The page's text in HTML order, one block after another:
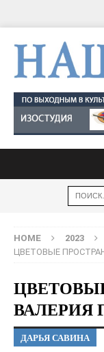
HOME 2023
ЦВЕТОВЫЕ
ВАЛЕРИЯ
ДАРЬЯ САВИНА